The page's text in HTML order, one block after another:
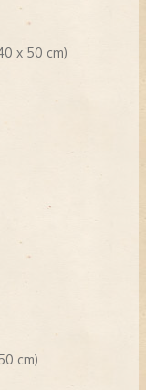
x 50 cm)
cm)